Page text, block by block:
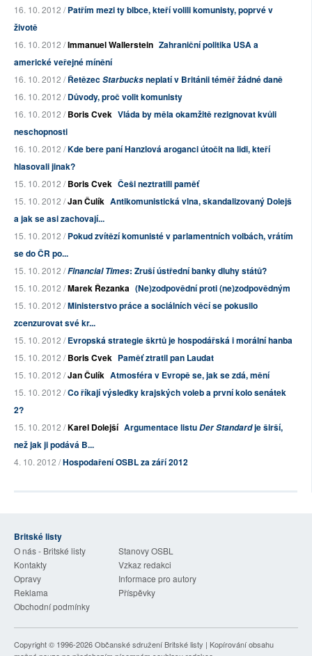
16. 10. 2012 /Patřím mezi ty blbce, kteří volili komunisty, poprvé v
životě
16. 10. 2012 /Immanuel Wallerstein Zahraniční politika USA a
americké veřejné mínění
16. 10. 2012 /ŘetězecStarbucksneplatí v Británii téměř žádné daně
16. 10. 2012 /Důvody, proč volit komunisty
16. 10. 2012 /Boris Cvek Vláda by měla okamžitě rezignovat kvůli
neschopnosti
16. 10. 2012 /Kde bere paní Hanzlová aroganci útočit na lidi, kteří
hlasovali jinak?
15. 10. 2012 /Boris Cvek Češi neztratili paměť
15. 10. 2012 /Jan Čulík Antikomunistická vlna, skandalizovaný Dolejš
a jak se asi zachovají...
15. 10. 2012 /Pokud zvítězí komunisté v parlamentních volbách, vrátím
se do ČR po...
15. 10. 2012 /Financial Times: Zruší ústřední banky dluhy států?
15. 10. 2012 /Marek Řezanka (Ne)zodpovědní proti (ne)zodpovědným
15. 10. 2012 /Ministerstvo práce a sociálních věcí se pokusilo
zcenzurovat své kr...
15. 10. 2012 /Evropská strategie škrtů je hospodářská i morální hanba
15. 10. 2012 /Boris Cvek Paměť ztratil pan Laudat
15. 10. 2012 /Jan Čulík Atmosféra v Evropě se, jak se zdá, mění
15. 10. 2012 /Co říkají výsledky krajských voleb a první kolo senátek
2?
15. 10. 2012 /Karel Dolejší Argumentace listuDer Standardje širší,
než jak ji podává B...
4. 10. 2012 /Hospodaření OSBL za září 2012
Britské listy
O nás - Britské listy
Stanovy OSBL
Kontakty
Vzkaz redakci
Opravy
Informace pro autory
Reklama
Příspěvky
Obchodní podmínky
Copyright © 1996-2026Občanské sdružení Britské listy | Kopírování obsahu